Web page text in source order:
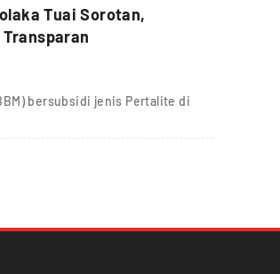
Tuai Sorotan,
bersubsidi jenis Pertalite di